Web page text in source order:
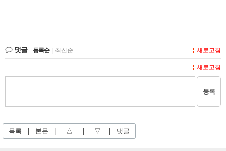
댓글 등록순 최신순 새로고침
새로고침
등록
목록 본문 △ ▽ 댓글